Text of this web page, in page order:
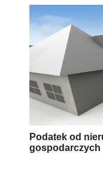
Podatek od
gospodarczych